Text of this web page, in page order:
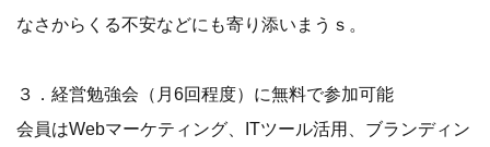
なさからくる不安などにも寄り添いまうｓ。
３．経営勉強会（月6回程度）に無料で参加可能
会員はWebマーケティング、ITツール活用、ブランディン